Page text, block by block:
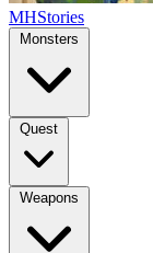
MHStories
Monsters
Quest
Weapons